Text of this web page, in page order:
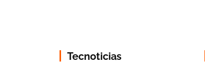
Tecnoticias